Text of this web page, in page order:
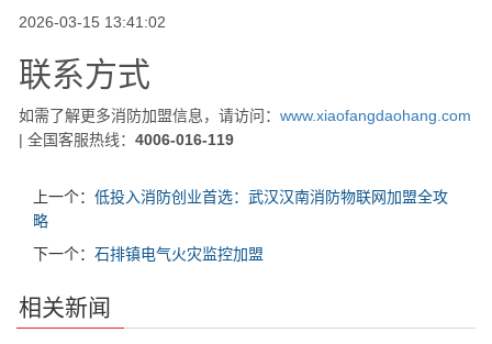
2026-03-15 13:41:02
联系方式
如需了解更多消防加盟信息，请访问： www.xiaofangdaohang.com
| 全国客服热线： 4006-016-119
上一个： 低投入消防创业首选：武汉汉南消防物联网加盟全攻
略
下一个： 石排镇电气火灾监控加盟
相关新闻